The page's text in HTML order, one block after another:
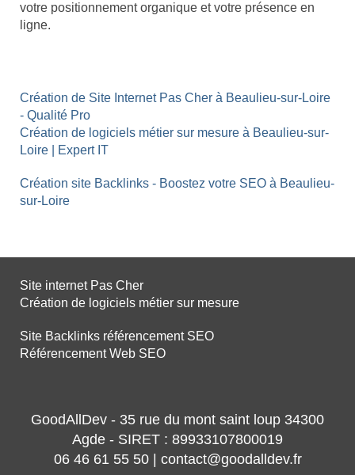
votre positionnement organique et votre présence en
ligne.
Création de Site Internet Pas Cher à Beaulieu-sur-Loire
- Qualité Pro
Création de logiciels métier sur mesure à Beaulieu-sur-
Loire | Expert IT
Création site Backlinks - Boostez votre SEO à Beaulieu-
sur-Loire
Site internet Pas Cher
Création de logiciels métier sur mesure
Site Backlinks référencement SEO
Référencement Web SEO
GoodAllDev - 35 rue du mont saint loup 34300
Agde - SIRET : 89933107800019
06 46 61 55 50 | contact@goodalldev.fr